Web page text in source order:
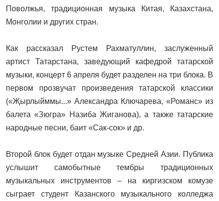
Поволжья, традиционная музыка Китая, Казахстана,
Монголии и других стран.
Как рассказал Рустем Рахматуллин, заслуженный
артист Татарстана, заведующий кафедрой татарской
музыки, концерт 6 апреля будет разделен на три блока. В
первом прозвучат произведения татарской классики
(«Җырлыйммы...» Александра Ключарева, «Романс» из
балета «Зюгра» Назиба Жиганова), а также татарские
народные песни, баит «Сак-сок» и др.
Второй блок будет отдан музыке Средней Азии. Публика
услышит самобытные тембры традиционных
музыкальных инструментов – на киргизском комузе
сыграет студент Казанского музыкального колледжа